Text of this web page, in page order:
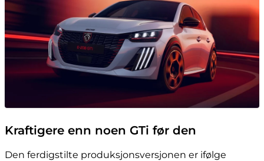
Kraftigere enn noen GTi før den
Den ferdigstilte produksjonsversjonen er ifølge